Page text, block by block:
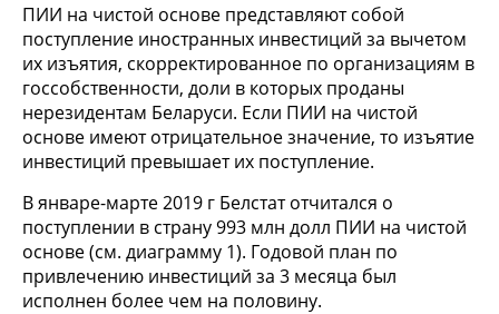
ПИИ на чистой основе представляют собой
поступление иностранных инвестиций за вычетом
их изъятия, скорректированное по организациям в
госсобственности, доли в которых проданы
нерезидентам Беларуси. Если ПИИ на чистой
основе имеют отрицательное значение, то изъятие
инвестиций превышает их поступление.
В январе-марте 2019 г Белстат отчитался о
поступлении в страну 993 млн долл ПИИ на чистой
основе (см. диаграмму 1). Годовой план по
привлечению инвестиций за 3 месяца был
исполнен более чем на половину.